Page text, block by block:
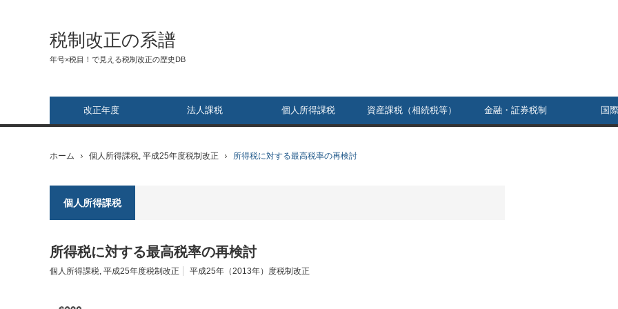
税制改正の系譜
年号×税目！で見える税制改正の歴史DB
改正年度 法人課税 個人所得課税 資産課税（相続税等） 金融・証券税制 国
ホーム 個人所得課税, 平成25年度税制改正 所得税に対する最高税率の再検討
個人所得課税
所得税に対する最高税率の再検討
個人所得課税, 平成25年度税制改正 平成25年（2013年）度税制改正